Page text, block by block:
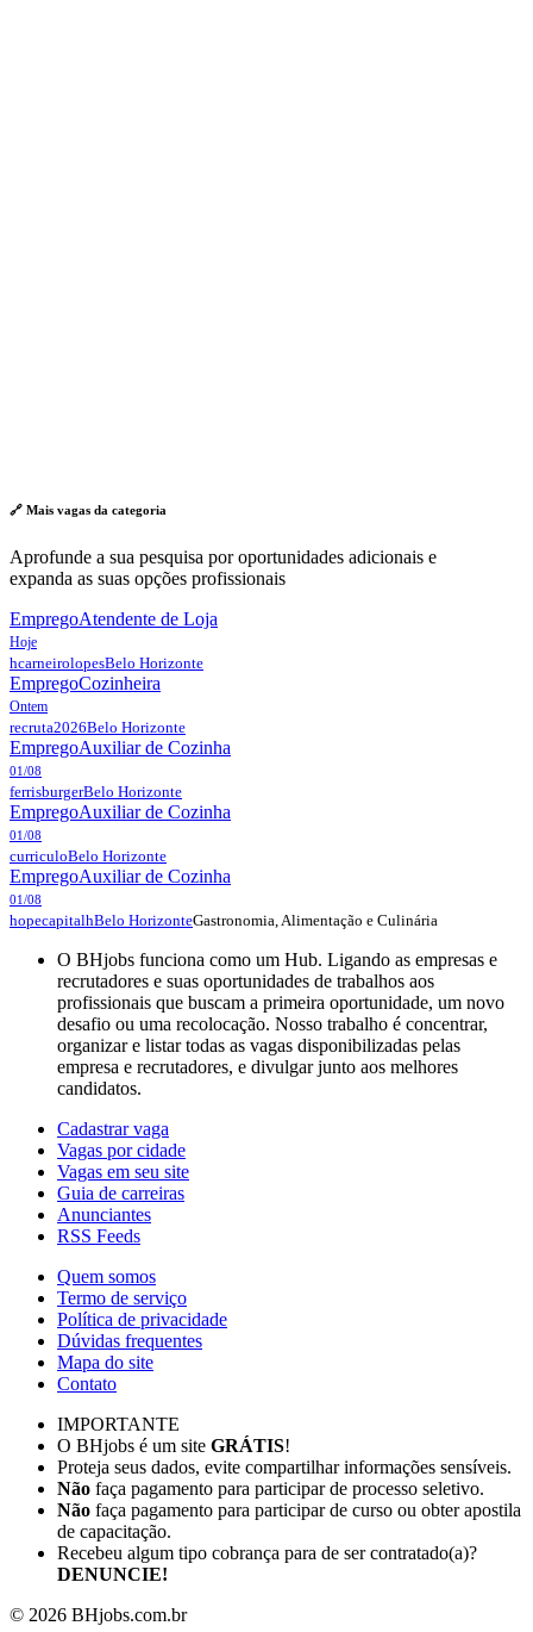
🔗 Mais vagas da categoria
Aprofunde a sua pesquisa por oportunidades adicionais e
expanda as suas opções profissionais
EmpregoAtendente de Loja
Hoje
hcarneirolopesBelo Horizonte
EmpregoCozinheira
Ontem
recruta2026Belo Horizonte
EmpregoAuxiliar de Cozinha
01/08
ferrisburgerBelo Horizonte
EmpregoAuxiliar de Cozinha
01/08
curriculoBelo Horizonte
EmpregoAuxiliar de Cozinha
01/08
hopecapitalhBelo HorizonteGastronomia, Alimentação e Culinária
O BHjobs funciona como um Hub. Ligando as empresas e
recrutadores e suas oportunidades de trabalhos aos
profissionais que buscam a primeira oportunidade, um novo
desafio ou uma recolocação. Nosso trabalho é concentrar,
organizar e listar todas as vagas disponibilizadas pelas
empresa e recrutadores, e divulgar junto aos melhores
candidatos.
Cadastrar vaga
Vagas por cidade
Vagas em seu site
Guia de carreiras
Anunciantes
RSS Feeds
Quem somos
Termo de serviço
Política de privacidade
Dúvidas frequentes
Mapa do site
Contato
IMPORTANTE
O BHjobs é um site GRÁTIS!
Proteja seus dados, evite compartilhar informações sensíveis.
Não faça pagamento para participar de processo seletivo.
Não faça pagamento para participar de curso ou obter apostila
de capacitação.
Recebeu algum tipo cobrança para de ser contratado(a)?
DENUNCIE!
© 2026 BHjobs.com.br